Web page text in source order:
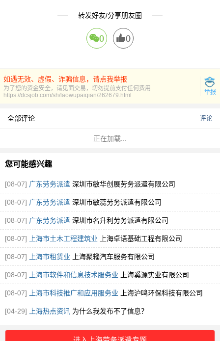
转发好友/分享朋友圈
0 0
如遇无效、虚假、诈骗信息，请点我举报
为了您的资金安全，请见面交易，切勿提前支付任何费用
举报
https://dcsjob.com/sh/laowupaiqian/262679.html
全部评论 评论
正在加载...
您可能感兴趣
[08-07] 广东劳务派遣 深圳市敏华创展劳务派遣有限公司
[08-07] 广东劳务派遣 深圳市敏蕊劳务派遣有限公司
[08-07] 广东劳务派遣 深圳市名升利劳务派遣有限公司
[08-07] 上海市土木工程建筑业 上海卓语基础工程有限公司
[08-07] 上海市租赁业 上海聚辎汽车服务有限公司
[08-07] 上海市软件和信息技术服务业 上海奚源实业有限公司
[08-07] 上海市科技推广和应用服务业 上海沪鸣环保科技有限公司
[04-29] 上海热点资讯 为什么我发布不了信息？